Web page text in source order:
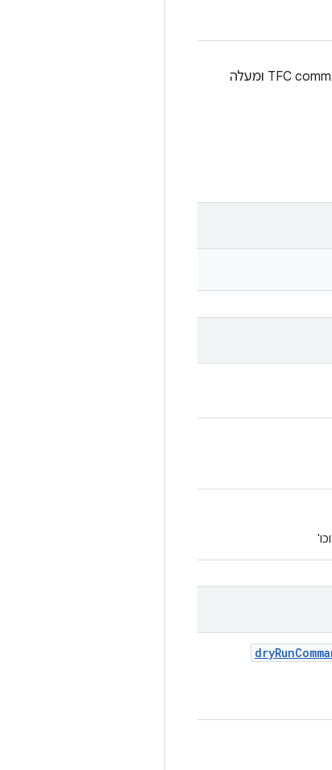
כדי לתמוך ב-TFC (Tradefed Cluster). מתזמן זה מריץ פקודות מ-TFC command-queue ומעלה
וכו'
dryRun